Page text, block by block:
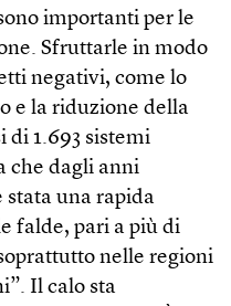
importanti per le
Sfruttarle in modo
negativi, come lo
e la riduzione della
di 1.693 sistemi
che dagli anni
stata una rapida
falde, pari a più di
nelle regioni
Il calo sta